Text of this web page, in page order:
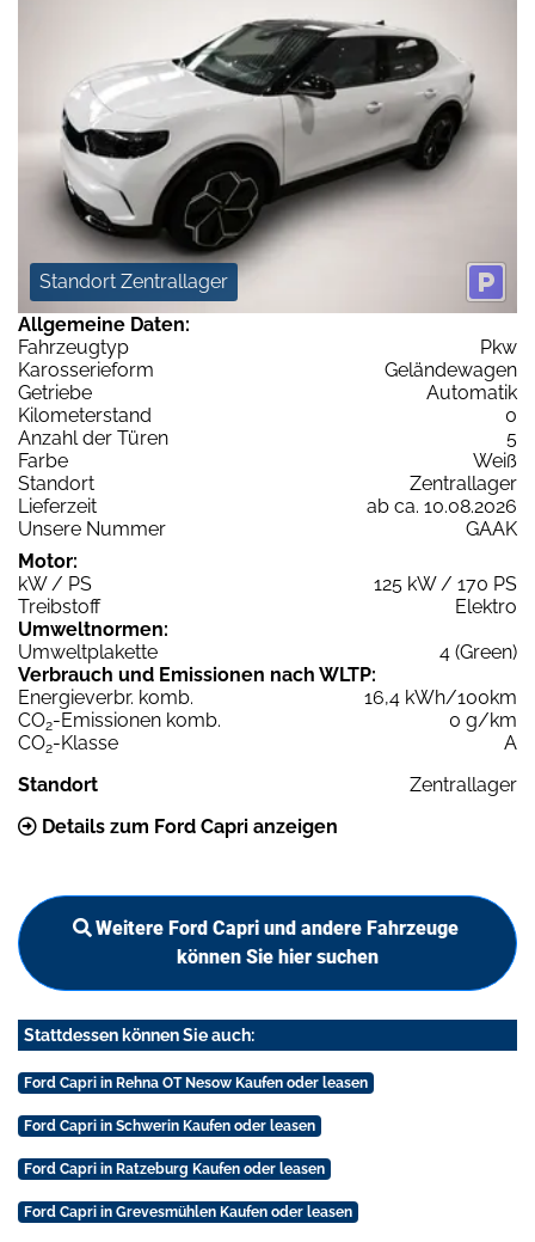
Standort Zentrallager
Allgemeine Daten:
Fahrzeugtyp
Pkw
Karosserieform
Geländewagen
Getriebe
Automatik
Kilometerstand
0
Anzahl der Türen
5
Farbe
Weiß
Standort
Zentrallager
Lieferzeit
ab ca. 10.08.2026
Unsere Nummer
GAAK
Motor:
kW / PS
125 kW / 170 PS
Treibstoff
Elektro
Umweltnormen:
Umweltplakette
4 (Green)
Verbrauch und Emissionen nach WLTP:
Energieverbr. komb.
16,4 kWh/100km
CO2-Emissionen komb.
0 g/km
CO2-Klasse
A
Standort
Zentrallager
Details zum Ford Capri anzeigen
Weitere Ford Capri und andere Fahrzeuge
können Sie hier suchen
Stattdessen können Sie auch:
Ford Capri in Rehna OT Nesow Kaufen oder leasen
Ford Capri in Schwerin Kaufen oder leasen
Ford Capri in Ratzeburg Kaufen oder leasen
Ford Capri in Grevesmühlen Kaufen oder leasen